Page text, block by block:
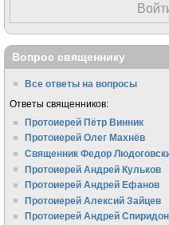
Вопрос священнику
Все ответы на вопросы
Ответы священников:
Протоиерей Пётр Винник
Протоиерей Олег Махнёв
Священник Федор
Протоиерей Андрей Кульков
Протоиерей Андрей Ефанов
Протоиерей Алексий Зайцев
Протоиерей Андрей